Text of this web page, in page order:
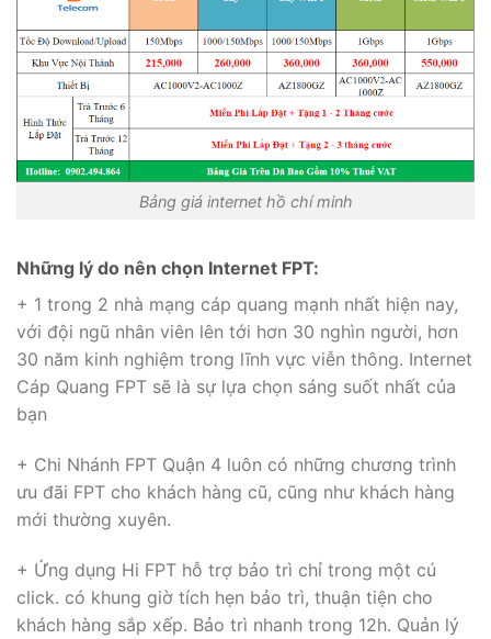
Bảng giá internet hồ chí minh
Những lý do nên chọn Internet FPT:
+ 1 trong 2 nhà mạng cáp quang mạnh nhất hiện nay,
với đội ngũ nhân viên lên tới hơn 30 nghìn người, hơn
30 năm kinh nghiệm trong lĩnh vực viễn thông. Internet
Cáp Quang FPT sẽ là sự lựa chọn sáng suốt nhất của
bạn
+ Chi Nhánh FPT Quận 4 luôn có những chương trình
ưu đãi FPT cho khách hàng cũ, cũng như khách hàng
mới thường xuyên.
+ Ứng dụng Hi FPT hỗ trợ bảo trì chỉ trong một cú
click. có khung giờ tích hẹn bảo trì, thuận tiện cho
khách hàng sắp xếp. Bảo trì nhanh trong 12h. Quản lý